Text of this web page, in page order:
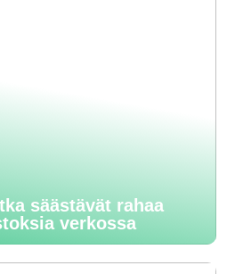
säästävät rahaa
verkossa